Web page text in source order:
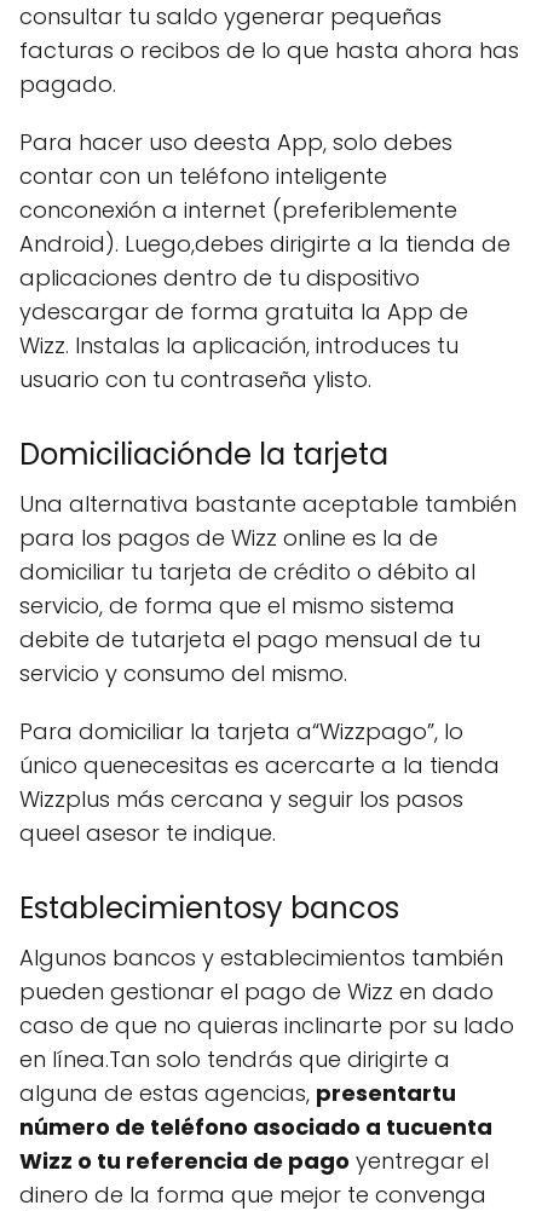
consultar tu saldo ygenerar pequeñas
facturas o recibos de lo que hasta ahora has
pagado.
Para hacer uso deesta App, solo debes
contar con un teléfono inteligente
conconexión a internet (preferiblemente
Android). Luego,debes dirigirte a la tienda de
aplicaciones dentro de tu dispositivo
ydescargar de forma gratuita la App de
Wizz. Instalas la aplicación, introduces tu
usuario con tu contraseña ylisto.
Domiciliaciónde la tarjeta
Una alternativa bastante aceptable también
para los pagos de Wizz online es la de
domiciliar tu tarjeta de crédito o débito al
servicio, de forma que el mismo sistema
debite de tutarjeta el pago mensual de tu
servicio y consumo del mismo.
Para domiciliar la tarjeta a“Wizzpago”, lo
único quenecesitas es acercarte a la tienda
Wizzplus más cercana y seguir los pasos
queel asesor te indique.
Establecimientosy bancos
Algunos bancos y establecimientos también
pueden gestionar el pago de Wizz en dado
caso de que no quieras inclinarte por su lado
en línea.Tan solo tendrás que dirigirte a
alguna de estas agencias, presentartu
número de teléfono asociado a tucuenta
Wizz o tu referencia de pago yentregar el
dinero de la forma que mejor te convenga